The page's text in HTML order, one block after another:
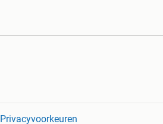
Privacyvoorkeuren